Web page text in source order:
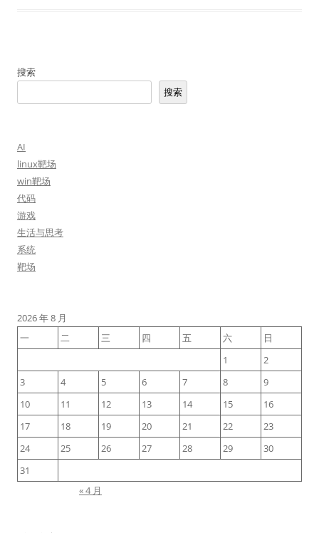
搜索
搜索
AI
linux靶场
win靶场
代码
游戏
生活与思考
系统
靶场
2026 年 8 月
一
二 三 四 五 六
日
1
2
3
4 5 6 7 8
9
10
11 12 13 14 15
16
17
18 19 20 21 22
23
24
25 26 27 28 29
30
31
« 4 月